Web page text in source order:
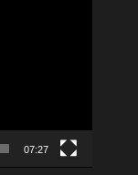
07:27